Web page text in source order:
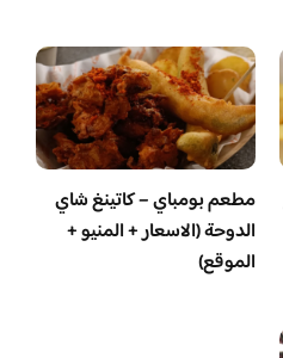
مطعم بومباي – كاتينغ شاي
الدوحة (الاسعار + المنيو +
الموقع)